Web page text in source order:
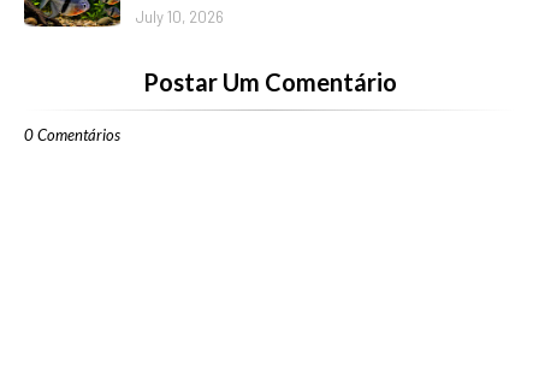
July 10, 2026
Postar Um Comentário
0 Comentários